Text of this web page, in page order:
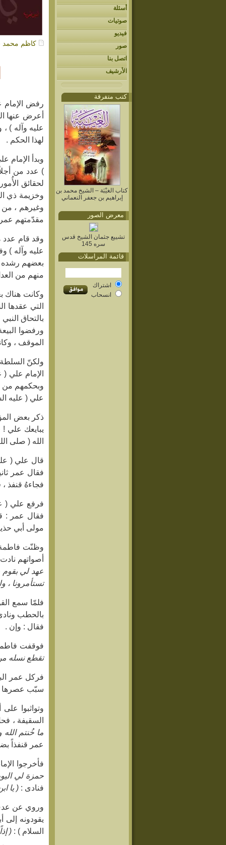
أسئلة
صوتيات
فيديو
صور
اتصل بنا
الأرشيف
كتب متفرقة
كتاب الغيْبَة – الشيخ محمد بن
إبراهيم بن جعفر النعماني
معرض الصور
تشييع جثمان الشيخ قدس
سره 145
قائمة المراسلات
اشتراك
انسحاب
كاظم محمد
رفض الإمام
أعرض عنها
عليه وآله )
لهذا الحكم .
وبدأ الإمام
) عدد من
لحقائق
وخزيمة ذي
وغيرهم ، من
مقدّمتهم
وقد قام عدد
عليه وآله )
بعضهم رشده
منهم من
وكانت هناك
التي عقدها
بالتحاق
ورفضوا
الموقف ،
ولكنّ
الإمام علي
وبحكمهم من
علي ( عليه
ذكر بعض
يبايعك علي !
الله ( صلى
قال علي (
فقال عمر
فجاءهُ قنفذ ،
فرفع علي (
فقال عمر :
مولى أبي
وظنّت فاطمة (
أصواتهم
عهد لي بقوم
تستأمرونا ،
فلمّا سمع
بالحطب
فقال : وإن .
فوقفت
تقطع نسله من
فركل عمر
سبّب عصرها (
وتواثبوا
السقيفة ،
ما خُنتم
عمر قنفذاً
فأخرجوا
حمزة لي
فنادى : ( يا
وروي عن عدي
يقودونه إلى
السلام ) : (